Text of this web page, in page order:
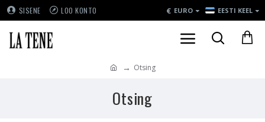
SISENE LOO KONTO € EURO EESTI KEEL
Otsing
Otsing